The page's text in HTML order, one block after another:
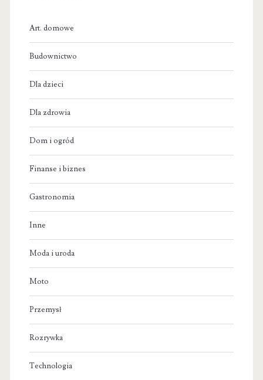
Art. domowe
Budownictwo
Dla dzieci
Dla zdrowia
Dom i ogród
Finanse i biznes
Gastronomia
Inne
Moda i uroda
Moto
Przemysł
Rozrywka
Technologia